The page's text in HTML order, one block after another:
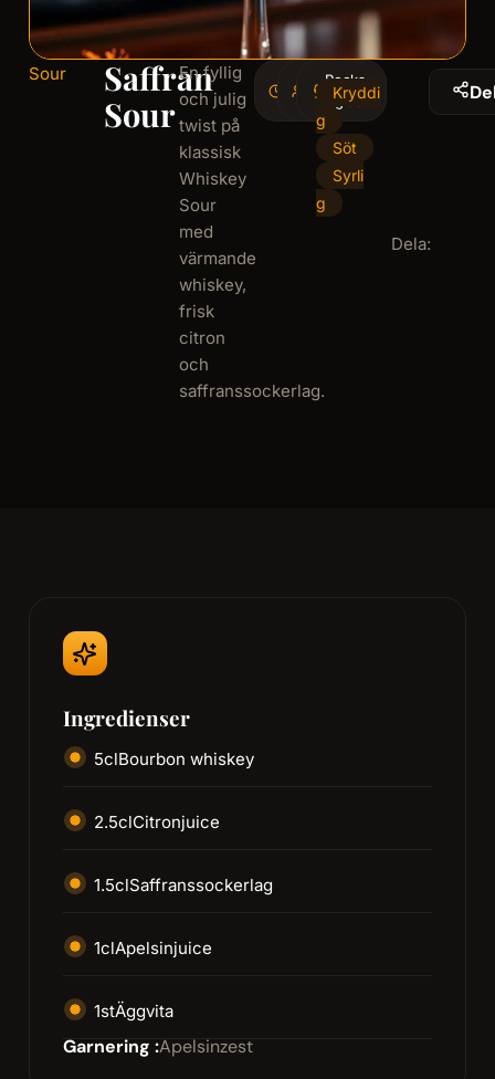
Sour
Saffran
Sour
En fyllig
och julig
twist på
klassisk
Whiskey
Sour
med
värmande
whiskey,
frisk
citron
och
saffranssockerlag.
5
minminutes
1
serving
Rocks-
glas
Kryddi
g
Söt
Syrli
g
Dela:
Ingredienser
5clBourbon whiskey
2.5clCitronjuice
1.5clSaffranssockerlag
1clApelsinjuice
1stÄggvita
Garnering :Apelsinzest